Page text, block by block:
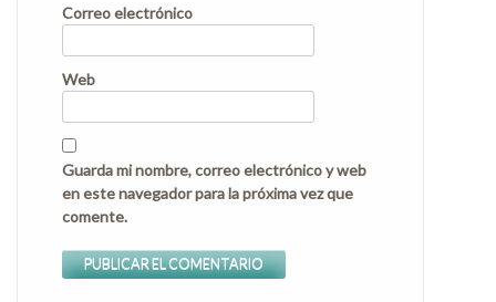
Correo electrónico
Web
Guarda mi nombre, correo electrónico y web
en este navegador para la próxima vez que
comente.